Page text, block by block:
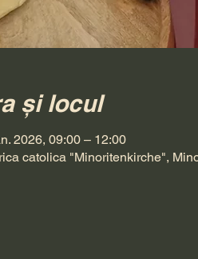
și locul
2026, 09:00 – 12:00
catolica "Minoritenkirche",